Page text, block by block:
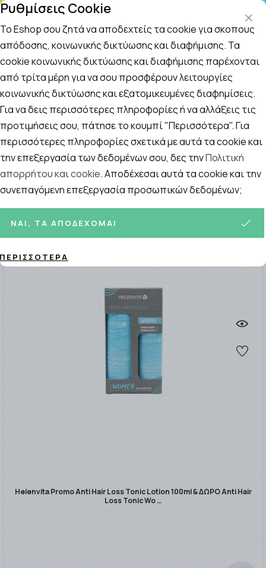
ΤΗΛΕΦΩΝΙΚΟ ΚΕΝΤΡΟ: Δευτ.-Παρασκευή 09:00-14:00 και Σάββατο
09:00-14:00
Αναζήτηση
Αρχική / ΓΥΝΑΙΚΑ / Περιποίηση Μαλλιών /Πιτυρίδα-
Πιτυρίδα-Ξηροδερμία
Ταξινόμηση Προβολή
34ΠΡΟΪΌΝΤΑ
Helenvita Promo Anti Hair Loss Tonic Lotion 100ml & ΔΩΡΟ Anti Hair
Loss Tonic Wo …
Ρυθμίσεις Cookie
Το Eshop σου ζητά να αποδεχτείς τα cookie για σκοπούς
απόδοσης, κοινωνικής δικτύωσης και διαφήμισης. Τα
cookie κοινωνικής δικτύωσης και διαφήμισης παρέχονται
από τρίτα μέρη για να σου προσφέρουν λειτουργίες
κοινωνικής δικτύωσης και εξατομικευμένες διαφημίσεις.
Για να δεις περισσότερες πληροφορίες ή να αλλάξεις τις
προτιμήσεις σου, πάτησε το κουμπί "Περισσότερα". Για
περισσότερες πληροφορίες σχετικά με αυτά τα cookie και
την επεξεργασία των δεδομένων σου, δες τηνΠολιτική
απορρήτου και cookie. Αποδέχεσαι αυτά τα cookie και την
συνεπαγόμενη επεξεργασία προσωπικών δεδομένων;
ΝΑΙ, ΤΑ ΑΠΟΔΈΧΟΜΑΙ
ΠΕΡΙΣΣΌΤΕΡΑ